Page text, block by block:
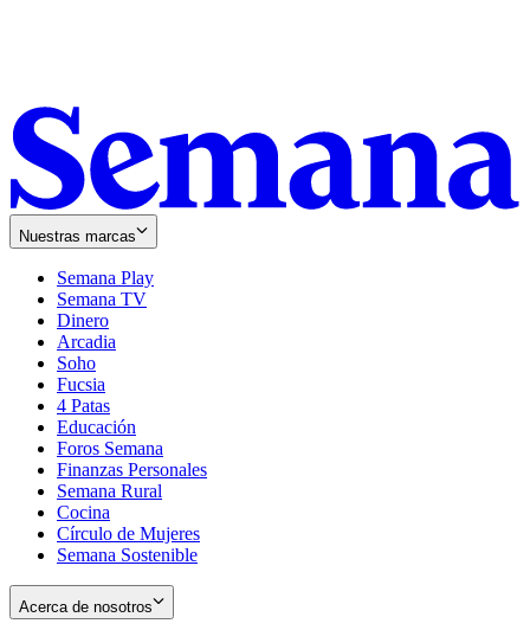
Nuestras marcas
Semana Play
Semana TV
Dinero
Arcadia
Soho
in
new
window
Fucsia
in
new
window
4 Patas
Educación
Foros Semana
Finanzas Personales
Semana Rural
Cocina
Círculo de Mujeres
Semana Sostenible
Acerca de nosotros